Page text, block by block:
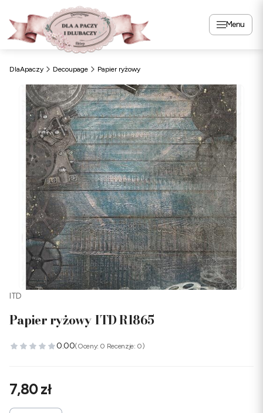
Menu
DlaApaczy Decoupage Papier ryżowy
ITD
Papier ryżowy ITD R1865
0.00(Oceny: 0 Recenzje: 0)
Cena
7,80 zł